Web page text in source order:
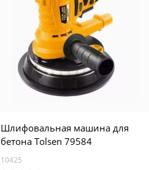
Шлифовальная машина для
бетона Tolsen 79584
10425